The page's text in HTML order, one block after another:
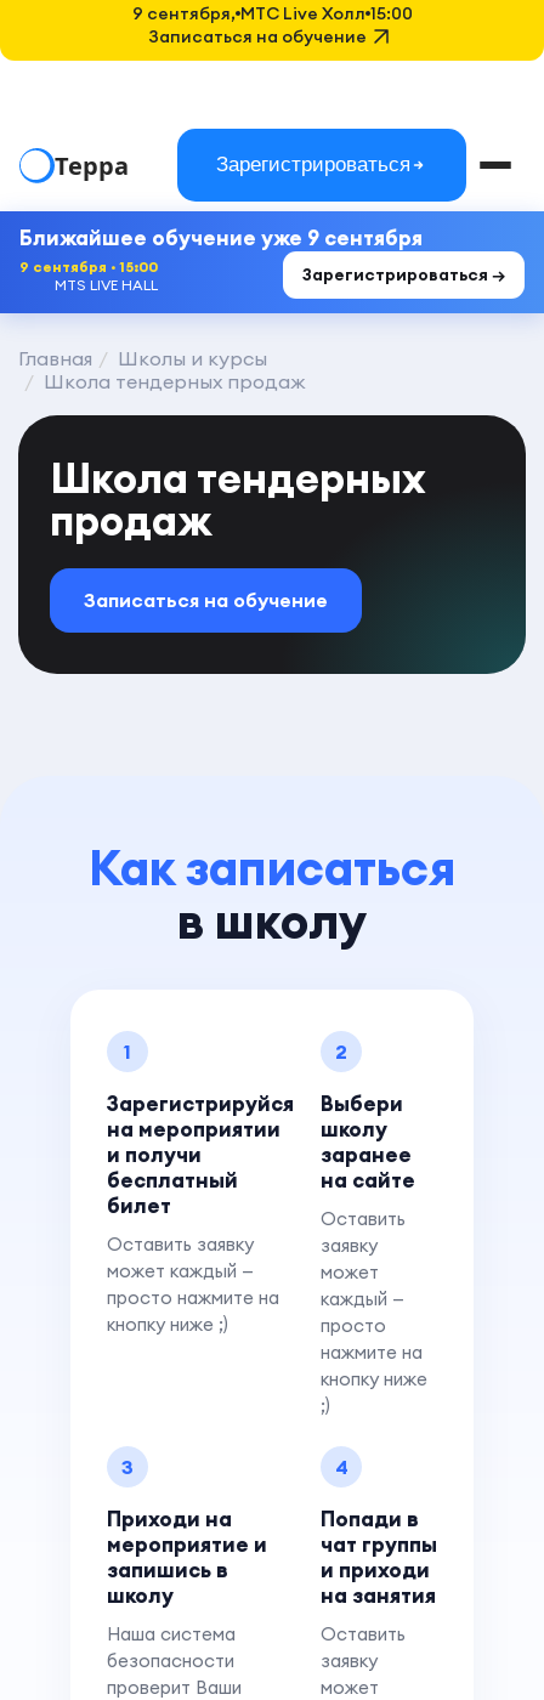
Терра Зарегистрироваться
Ближайшее обучение уже 9 сентября
9 сентября · 15:00
MTS LIVE HALL
Зарегистрироваться →
Главная
Школы и курсы
Школа тендерных продаж
Школа тендерных
продаж
Записаться на обучение
Как записаться
в школу
1
Зарегистрируйся
на мероприятии
и получи
бесплатный
билет
Оставить заявку
может каждый —
просто нажмите на
кнопку ниже ;)
2
Выбери
школу
заранее
на сайте
Оставить
заявку
может
каждый —
просто
нажмите на
кнопку ниже
;)
3
Приходи на
мероприятие и
запишись в
школу
Наша система
безопасности
проверит Ваши
4
Попади в
чат группы
и приходи
на занятия
Оставить
заявку
может
9 сентября, MTC Live Холл 15:00
Записаться на обучение